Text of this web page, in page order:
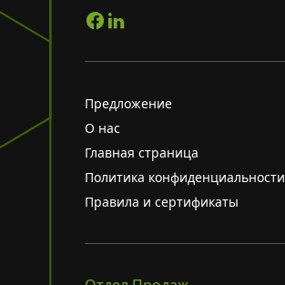
Предложение
О нас
Главная страница
Политика конфиденциальности
Правила и сертификаты